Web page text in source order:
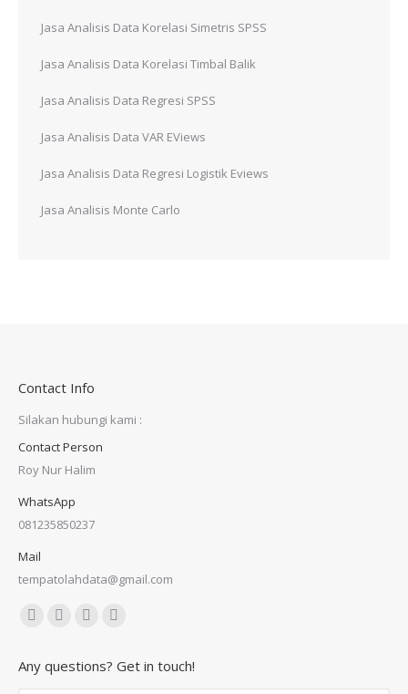
Jasa Analisis Data Korelasi Simetris SPSS
Jasa Analisis Data Korelasi Timbal Balik
Jasa Analisis Data Regresi SPSS
Jasa Analisis Data VAR EViews
Jasa Analisis Data Regresi Logistik Eviews
Jasa Analisis Monte Carlo
Contact Info
Silakan hubungi kami :
Contact Person
Roy Nur Halim
WhatsApp
081235850237
Mail
tempatolahdata@gmail.com
Find us on:
opensopensopensopens
Any questions? Get in touch!